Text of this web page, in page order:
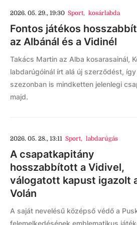
2026. 05. 29., 19:30 Sport, kosárlabda
Fontos játékos
az Albánál és a Vidinél
Takács Martin az Alba kosarasainál,
labdarúgóinál írt alá új szerződést,
szezonban is mindketten jelenlegi
majd.
2026. 05. 28., 13:11 Sport, labdarúgás
A csapatkapitány
hosszabbított a Vidivel,
válogatott kapust igazolt
Volán
A saját nevelésű középső védő a
felemelkedésének emblematikus